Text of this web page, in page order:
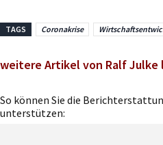
TAGS Coronakrise
weitere Artikel von Ralf Julke
So können Sie die
unterstützen: